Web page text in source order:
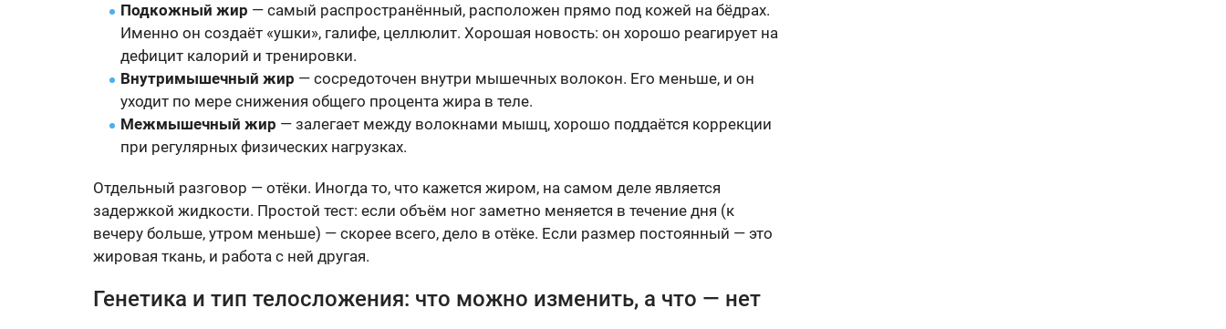
Подкожный жир — самый распространённый, расположен прямо под кожей на бёдрах.
Именно он создаёт «ушки», галифе, целлюлит. Хорошая новость: он хорошо реагирует на
дефицит калорий и тренировки.
Внутримышечный жир — сосредоточен внутри мышечных волокон. Его меньше, и он
уходит по мере снижения общего процента жира в теле.
Межмышечный жир — залегает между волокнами мышц, хорошо поддаётся коррекции
при регулярных физических нагрузках.
Отдельный разговор — отёки. Иногда то, что кажется жиром, на самом деле является
задержкой жидкости. Простой тест: если объём ног заметно меняется в течение дня (к
вечеру больше, утром меньше) — скорее всего, дело в отёке. Если размер постоянный — это
жировая ткань, и работа с ней другая.
Генетика и тип телосложения: что можно изменить, а что — нет